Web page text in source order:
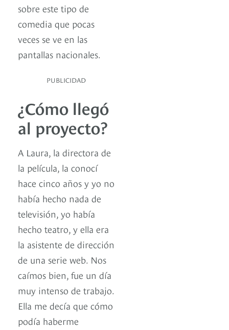
sobre este tipo de
comedia que pocas
veces se ve en las
pantallas nacionales.
PUBLICIDAD
¿Cómo llegó
al proyecto?
A Laura, la directora de
la película, la conocí
hace cinco años y yo no
había hecho nada de
televisión, yo había
hecho teatro, y ella era
la asistente de dirección
de una serie web. Nos
caímos bien, fue un día
muy intenso de trabajo.
Ella me decía que cómo
podía haberme